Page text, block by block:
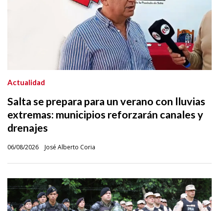
Salta se prepara para un verano con lluvias
extremas: municipios reforzarán canales y
drenajes
José Alberto Coria
Actualidad
06/08/2026